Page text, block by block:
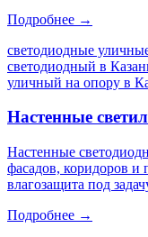
Подробнее →
светодиодные
светодиодный в
уличный на опору в
Настенные
Настенные
фасадов, коридоров и
влагозащита под
Подробнее →